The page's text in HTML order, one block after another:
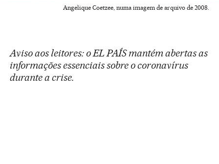
Angelique Coetzee, numa imagem de arquivo de 2008.
Aviso aos leitores: o EL PAÍS mantém abertas as
informações essenciais sobre o coronavírus
durante a crise.